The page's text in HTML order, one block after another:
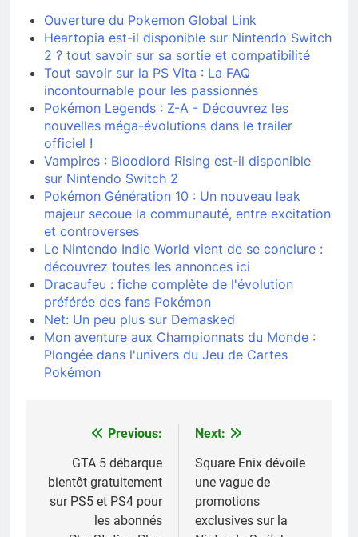
Ouverture du Pokemon Global Link
Heartopia est-il disponible sur Nintendo Switch
2 ? tout savoir sur sa sortie et compatibilité
Tout savoir sur la PS Vita : La FAQ
incontournable pour les passionnés
Pokémon Legends : Z-A - Découvrez les
nouvelles méga-évolutions dans le trailer
officiel !
Vampires : Bloodlord Rising est-il disponible
sur Nintendo Switch 2
Pokémon Génération 10 : Un nouveau leak
majeur secoue la communauté, entre excitation
et controverses
Le Nintendo Indie World vient de se conclure :
découvrez toutes les annonces ici
Dracaufeu : fiche complète de l'évolution
préférée des fans Pokémon
Net: Un peu plus sur Demasked
Mon aventure aux Championnats du Monde :
Plongée dans l'univers du Jeu de Cartes
Pokémon
Navigation
l’article
Previous:
GTA 5 débarque
bientôt gratuitement
sur PS5 et PS4 pour
les abonnés
Next:
Square Enix dévoile
une vague de
promotions
exclusives sur la